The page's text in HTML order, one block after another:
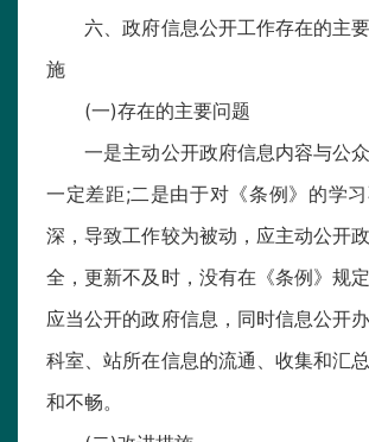
六、政府信息公开工作存在的主
施
(一)存在的主要问题
一是主动公开政府信息内容与公众
一定差距;二是由于对《条例》的学
深，导致工作较为被动，应主动公开
全，更新不及时，没有在《条例》规
应当公开的政府信息，同时信息公开
科室、站所在信息的流通、收集和汇
和不畅。